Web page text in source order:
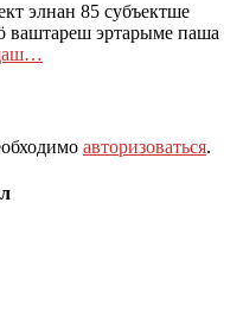
элнан 85 субъектше
эртарыме паша
авторизоваться.